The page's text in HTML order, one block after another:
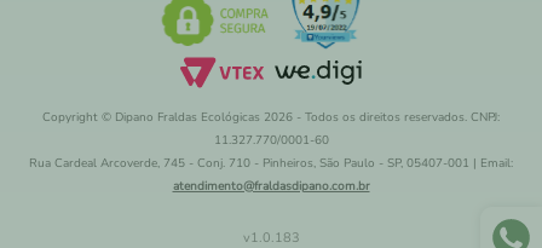
Copyright © Dipano Fraldas Ecológicas 2026 - Todos os direitos reservados. CNPJ:
11.327.770/0001-60
Rua Cardeal Arcoverde, 745 - Conj. 710 - Pinheiros, São Paulo - SP, 05407-001 | Email:
atendimento@fraldasdipano.com.br
v1.0.183